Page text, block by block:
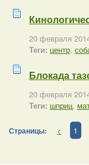
20 февраля
Теги: центр,
Блокада
20 февраля
Теги: шприц,
Страницы: < 1